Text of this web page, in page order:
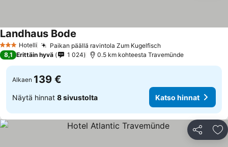
3 Tähtiluokitus
Hotelli Paikan päällä ravintola Zum Kugelfisch
Landhaus Bode
8,1 Erittäin hyvä 1 024 0.5 km kohteesta Travemünde
Alkaen 139 €
Näytä hinnat 8 sivustolta Katso hinnat
Jaa